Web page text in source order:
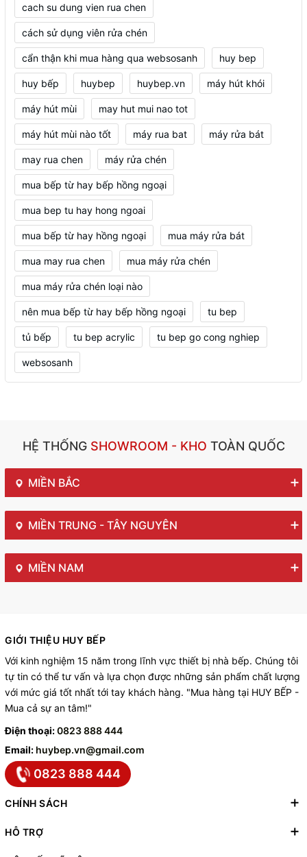
cach su dung vien rua chen
cách sử dụng viên rửa chén
cẩn thận khi mua hàng qua websosanh huy bep
huy bếp huybep huybep.vn máy hút khói
máy hút mùi may hut mui nao tot
máy hút mùi nào tốt máy rua bat máy rửa bát
may rua chen máy rửa chén
mua bếp từ hay bếp hồng ngoại
mua bep tu hay hong ngoai
mua bếp từ hay hồng ngoại mua máy rửa bát
mua may rua chen mua máy rửa chén
mua máy rửa chén loại nào
nên mua bếp từ hay bếp hồng ngoại tu bep
tủ bếp tu bep acrylic tu bep go cong nghiep
websosanh
HỆ THỐNGSHOWROOM - KHO TOÀN QUỐC
MIỀN BẮC
MIỀN TRUNG - TÂY NGUYÊN
MIỀN NAM
GIỚI THIỆU HUY BẾP
Với kinh nghiệm 15 năm trong lĩnh vực thiết bị nhà bếp. Chúng tôi
tự tin có thể tư vấn và lựa chọn được những sản phẩm chất lượng
với mức giá tốt nhất tới tay khách hàng. "Mua hàng tại HUY BẾP -
Mua cả sự an tâm!"
Điện thoại:0823 888 444
Email: huybep.vn@gmail.com
0823 888 444
CHÍNH SÁCH
HỖ TRỢ